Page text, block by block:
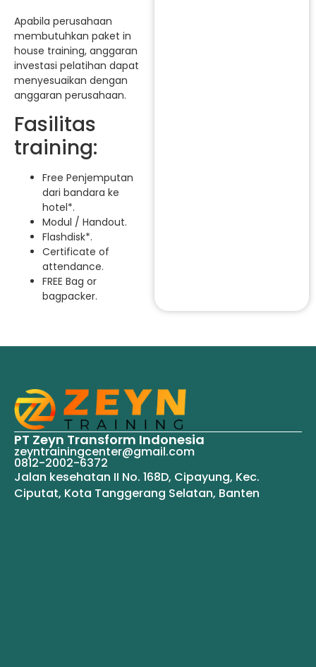
Apabila perusahaan
membutuhkan paket in
house training, anggaran
investasi pelatihan dapat
menyesuaikan dengan
anggaran perusahaan.
Fasilitas
training:
Free Penjemputan
dari bandara ke
hotel*.
Modul / Handout.
Flashdisk*.
Certificate of
attendance.
FREE Bag or
bagpacker.
PT Zeyn Transform Indonesia
zeyntrainingcenter@gmail.com
0812-2002-6372
Jalan kesehatan II No. 168D, Cipayung, Kec.
Ciputat, Kota Tanggerang Selatan, Banten